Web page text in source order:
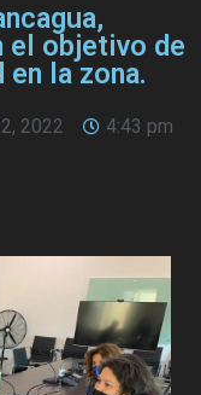
el objetivo de
la zona.
2022 4:43 pm